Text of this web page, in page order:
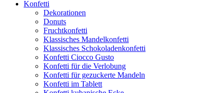
Konfetti
Dekorationen
Donuts
Fruchtkonfetti
Klassisches Mandelkonfetti
Klassisches Schokoladenkonfetti
Konfetti Ciocco Gusto
Konfetti für die Verlobung
Konfetti für gezuckerte Mandeln
Konfetti im Tablett